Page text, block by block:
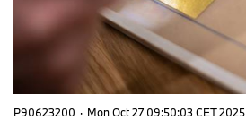
P90623200 · Mon Oct 27 09:50:03 CET 2025